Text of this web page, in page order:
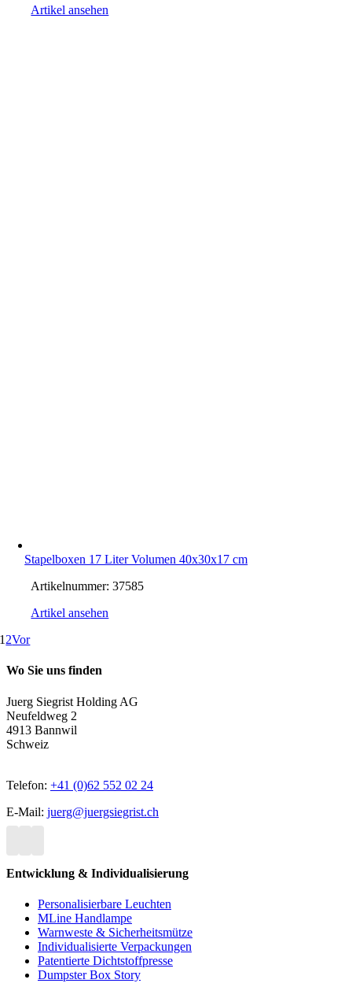
Artikel ansehen
Stapelboxen 17 Liter Volumen 40x30x17 cm
Artikelnummer:37585
Artikel ansehen
1 2Vor
Wo Sie uns finden
Juerg Siegrist Holding AG
Neufeldweg 2
4913 Bannwil
Schweiz
Telefon: +41 (0)62 552 02 24
E-Mail: juerg@juergsiegrist.ch
Entwicklung & Individualisierung
Personalisierbare Leuchten
MLine Handlampe
Warnweste & Sicherheitsmütze
Individualisierte Verpackungen
Patentierte Dichtstoffpresse
Dumpster Box Story